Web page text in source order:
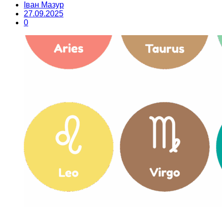
Іван Мазур
27.09.2025
0